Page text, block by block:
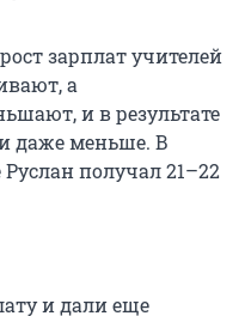
зарплат учителей
а
и в результате
даже меньше. В
получал 21–22
и дали еще